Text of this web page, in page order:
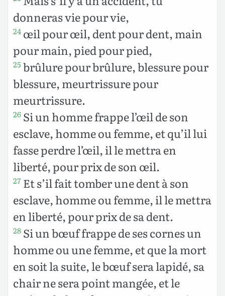
donneras vie pour vie,
24 œil pour œil, dent pour dent, main
pour main, pied pour pied,
25 brûlure pour brûlure, blessure pour
blessure, meurtrissure pour
meurtrissure.
26 Si un homme frappe l’œil de son
esclave, homme ou femme, et qu’il lui
fasse perdre l’œil, il le mettra en
liberté, pour prix de son œil.
27 Et s’il fait tomber une dent à son
esclave, homme ou femme, il le mettra
en liberté, pour prix de sa dent.
28 Si un bœuf frappe de ses cornes un
homme ou une femme, et que la mort
en soit la suite, le bœuf sera lapidé, sa
chair ne sera point mangée, et le